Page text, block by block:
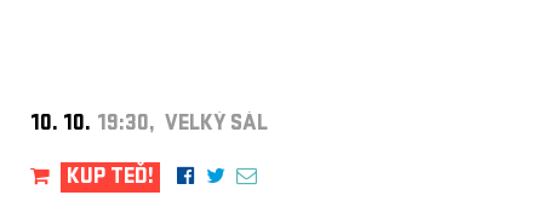
10. 10. 19:30, VELKÝ SÁL
KUP TEĎ!